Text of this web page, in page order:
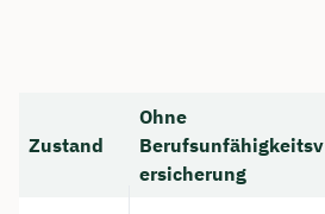
Zustand
Ohne
Berufsunfähigkeitsv
ersicherung